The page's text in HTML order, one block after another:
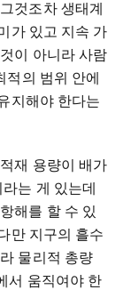
것조차 생태계
가 있고 지속 가
이 아니라 사람
의 범위 안에
지해야 한다는
재 용량이 배가
는 게 있는데
해를 할 수 있
만 지구의 흘수
물리적 총량
서 움직여야 한